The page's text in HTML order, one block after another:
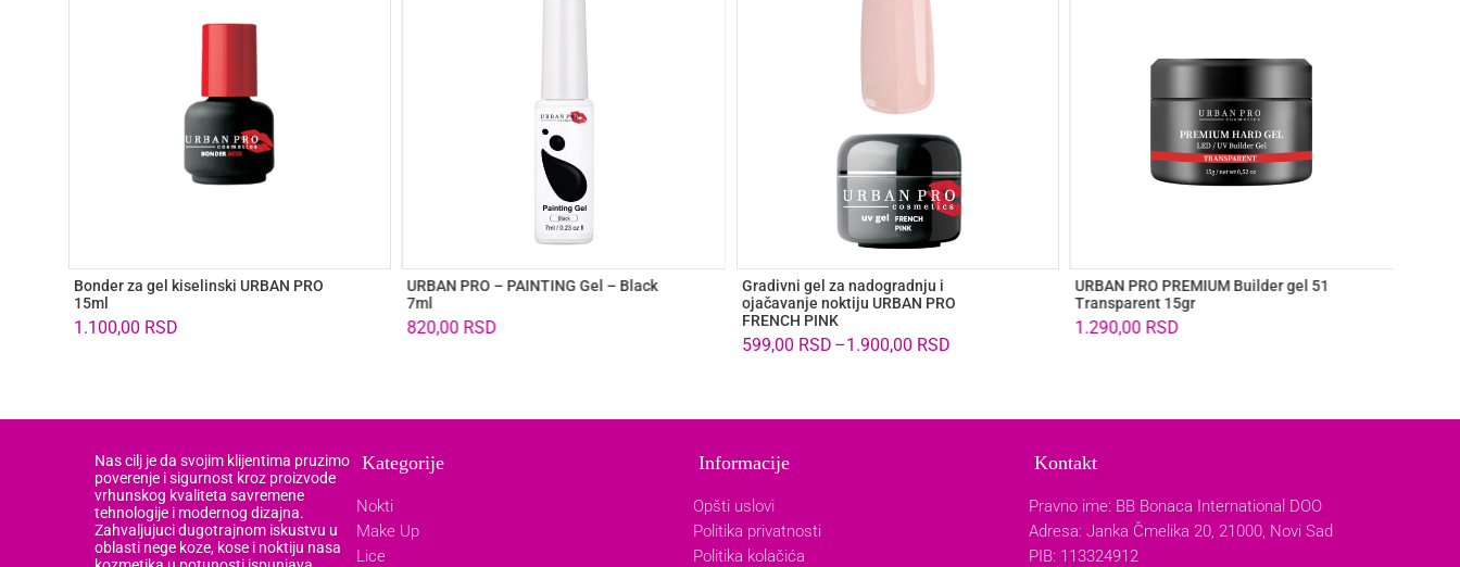
Bonder za gel kiselinski URBAN PRO
15ml
1.100,00 RSD
URBAN PRO – PAINTING Gel – Black
7ml
820,00 RSD
Gradivni gel za nadogradnju i
ojačavanje noktiju URBAN PRO
FRENCH PINK
599,00 RSD –1.900,00 RSD
URBAN PRO PREMIUM Builder gel 51
Transparent 15gr
1.290,00 RSD
Nas cilj je da svojim klijentima pruzimo
poverenje i sigurnost kroz proizvode
vrhunskog kvaliteta savremene
tehnologije i modernog dizajna.
Zahvaljujuci dugotrajnom iskustvu u
oblasti nege koze, kose i noktiju nasa
Kategorije
Nokti
Make Up
Lice
Informacije
Opšti uslovi
Politika privatnosti
Politika kolačića
Kontakt
Pravno ime: BB Bonaca International DOO
Adresa: Janka Čmelika 20, 21000, Novi Sad
PIB: 113324912